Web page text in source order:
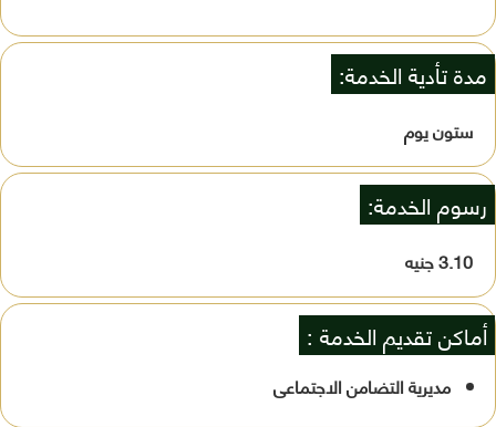
مدة تأدية الخدمة:
ستون يوم
رسوم الخدمة:
3.10 جنيه
أماكن تقديم الخدمة :
مديرية التضامن الاجتماعى